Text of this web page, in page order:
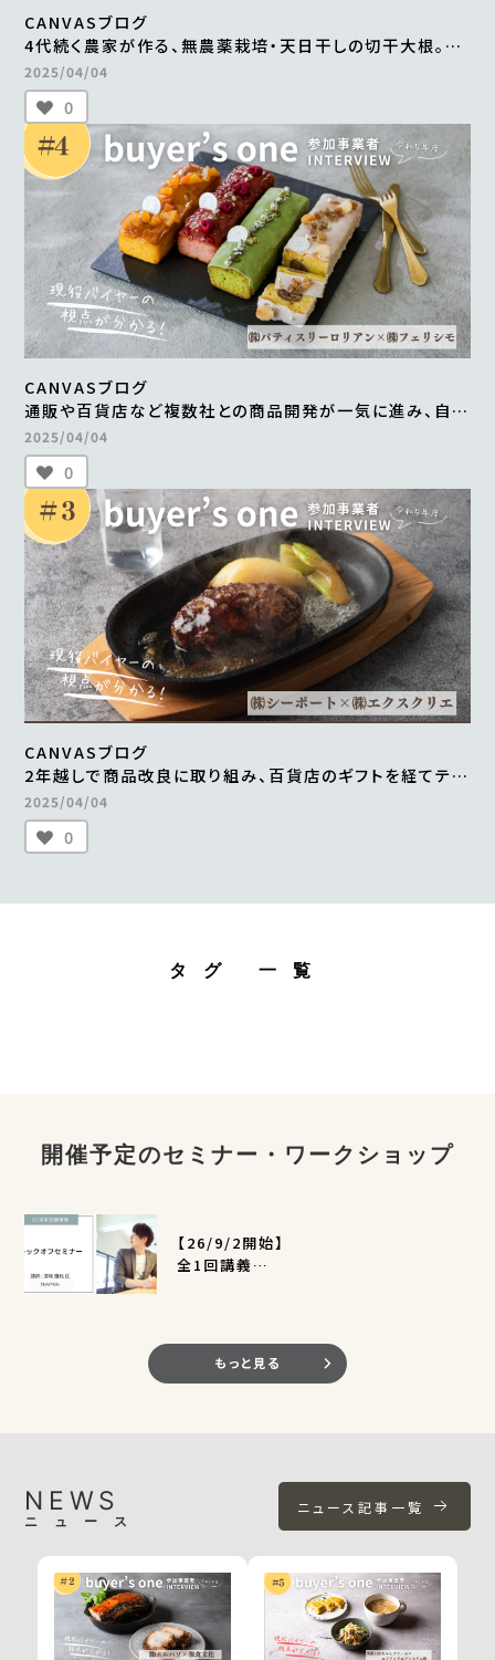
CANVASブログ
4代続く農家が作る、無農薬栽培・天日干しの切干大根。
自然食品店で月間500～600食を継続販売
＜from buyer’s one＞
2025/04/04
0
CANVASブログ
通販や百貨店など複数社との商品開発が一気に進み、自社
だけでは成し得なかった販路の拡大を実現 ＜from
buyer’s one＞
2025/04/04
0
CANVASブログ
2年越しで商品改良に取り組み、百貨店のギフトを経てテレ
ビ通販で1000万円の売上を実現 ＜from buyer’s one
＞
2025/04/04
0
タグ 一覧
開催予定のセミナー・ワークショップ
【26/9/2開始】
全1回講義
もっと見る
NEWS
ニュース
ニュース記事一覧